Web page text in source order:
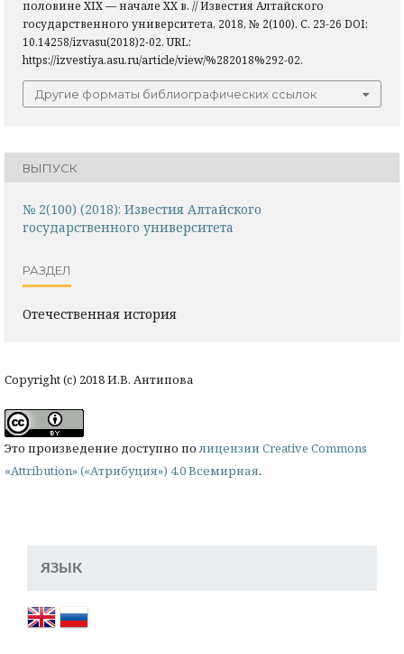
половине XIX — начале XX в. // Известия Алтайского
государственного университета, 2018, № 2(100). С. 23-26 DOI:
10.14258/izvasu(2018)2-02. URL:
https://izvestiya.asu.ru/article/view/%282018%292-02.
Другие форматы библиографических ссылок
ВЫПУСК
№ 2(100) (2018): Известия Алтайского
государственного университета
РАЗДЕЛ
Отечественная история
Copyright (c) 2018 И.В. Антипова
Это произведение доступно полицензии Creative Commons
«Attribution» («Атрибуция») 4.0 Всемирная.
ЯЗЫК